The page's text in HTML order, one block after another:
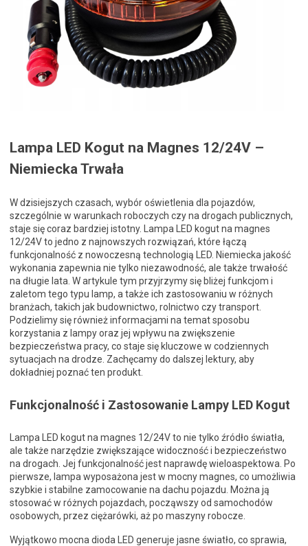
Lampa LED Kogut na Magnes 12/24V –
Niemiecka Trwała
W dzisiejszych czasach, wybór oświetlenia dla pojazdów,
szczególnie w warunkach roboczych czy na drogach publicznych,
staje się coraz bardziej istotny. Lampa LED kogut na magnes
12/24V to jedno z najnowszych rozwiązań, które łączą
funkcjonalność z nowoczesną technologią LED. Niemiecka jakość
wykonania zapewnia nie tylko niezawodność, ale także trwałość
na długie lata. W artykule tym przyjrzymy się bliżej funkcjom i
zaletom tego typu lamp, a także ich zastosowaniu w różnych
branżach, takich jak budownictwo, rolnictwo czy transport.
Podzielimy się również informacjami na temat sposobu
korzystania z lampy oraz jej wpływu na zwiększenie
bezpieczeństwa pracy, co staje się kluczowe w codziennych
sytuacjach na drodze. Zachęcamy do dalszej lektury, aby
dokładniej poznać ten produkt.
Funkcjonalność i Zastosowanie Lampy LED Kogut
Lampa LED kogut na magnes 12/24V to nie tylko źródło światła,
ale także narzędzie zwiększające widoczność i bezpieczeństwo
na drogach. Jej funkcjonalność jest naprawdę wieloaspektowa. Po
pierwsze, lampa wyposażona jest w mocny magnes, co umożliwia
szybkie i stabilne zamocowanie na dachu pojazdu. Można ją
stosować w różnych pojazdach, począwszy od samochodów
osobowych, przez ciężarówki, aż po maszyny robocze.
Wyjątkowo mocna dioda LED generuje jasne światło, co sprawia,